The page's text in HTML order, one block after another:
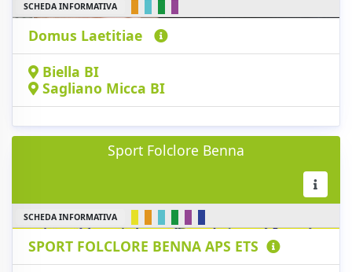
SCHEDA INFORMATIVA
Domus Laetitiae
Biella BI
Sagliano Micca BI
Sport Folclore Benna
SCHEDA INFORMATIVA
SPORT FOLCLORE BENNA APS ETS